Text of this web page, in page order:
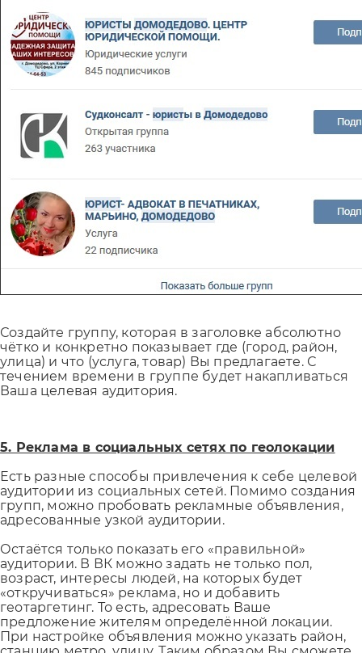
Создайте группу, которая в заголовке абсолютно
чётко и конкретно показывает где (город, район,
улица) и что (услуга, товар) Вы предлагаете. С
течением времени в группе будет накапливаться
Ваша целевая аудитория.
5. Реклама в социальных сетях по геолокации
Есть разные способы привлечения к себе целевой
аудитории из социальных сетей. Помимо создания
групп, можно пробовать рекламные объявления,
адресованные узкой аудитории.
Остаётся только показать его «правильной»
аудитории. В ВК можно задать не только пол,
возраст, интересы людей, на которых будет
«откручиваться» реклама, но и добавить
геотаргетинг. То есть, адресовать Ваше
предложение жителям определённой локации.
При настройке объявления можно указать район,